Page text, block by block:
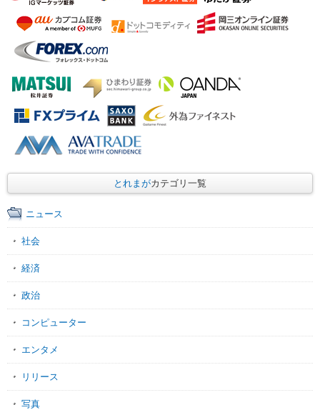
とれまがカテゴリ一覧
ニュース
社会
経済
政治
コンピューター
エンタメ
リリース
写真